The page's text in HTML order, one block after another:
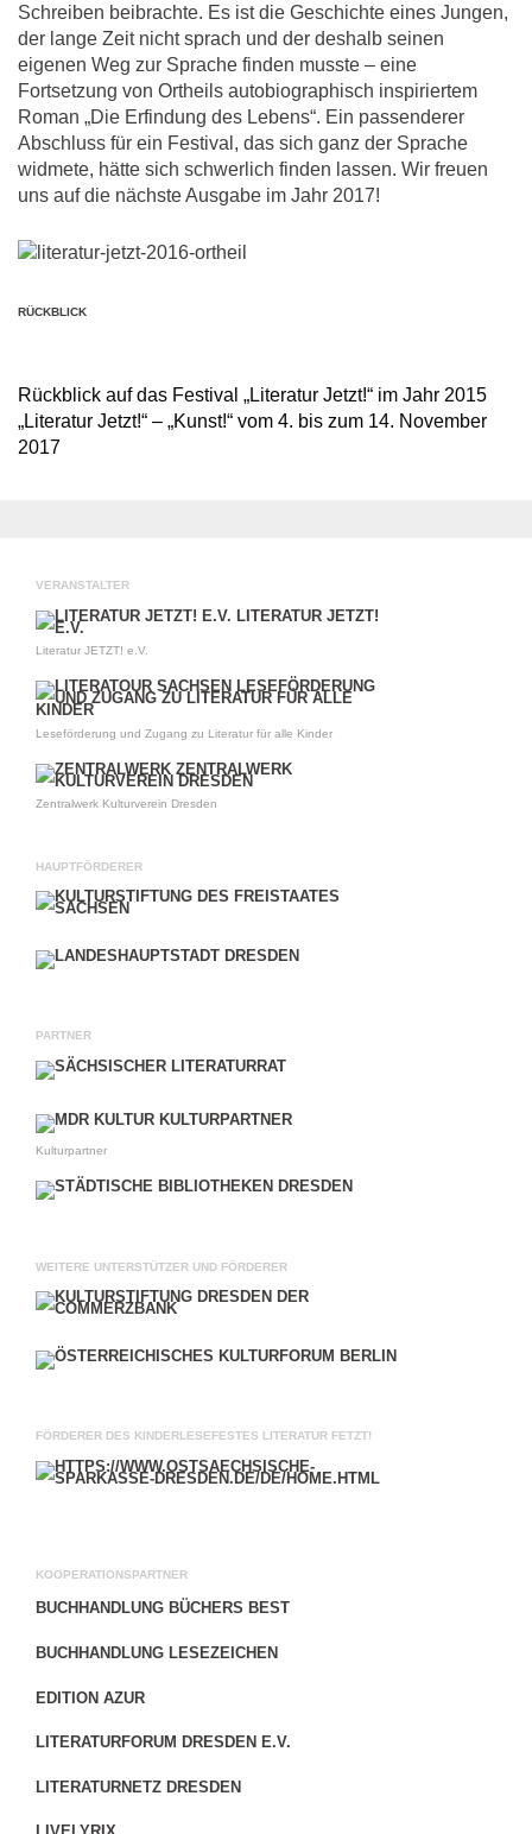
Schreiben beibrachte. Es ist die Geschichte eines Jungen,
der lange Zeit nicht sprach und der deshalb seinen
eigenen Weg zur Sprache finden musste – eine
Fortsetzung von Ortheils autobiographisch inspiriertem
Roman „Die Erfindung des Lebens“. Ein passenderer
Abschluss für ein Festival, das sich ganz der Sprache
widmete, hätte sich schwerlich finden lassen. Wir freuen
uns auf die nächste Ausgabe im Jahr 2017!
RÜCKBLICK
Rückblick auf das Festival „Literatur Jetzt!“ im Jahr 2015
„Literatur Jetzt!“ – „Kunst!“ vom 4. bis zum 14. November
2017
VERANSTALTER
Literatur JETZT! e.V.
Leseförderung und Zugang zu Literatur für alle Kinder
Zentralwerk Kulturverein Dresden
HAUPTFÖRDERER
PARTNER
Kulturpartner
WEITERE UNTERSTÜTZER UND FÖRDERER
FÖRDERER DES KINDERLESEFESTES LITERATUR FETZT!
KOOPERATIONSPARTNER
BUCHHANDLUNG BÜCHERS BEST
BUCHHANDLUNG LESEZEICHEN
EDITION AZUR
LITERATURFORUM DRESDEN E.V.
LITERATURNETZ DRESDEN